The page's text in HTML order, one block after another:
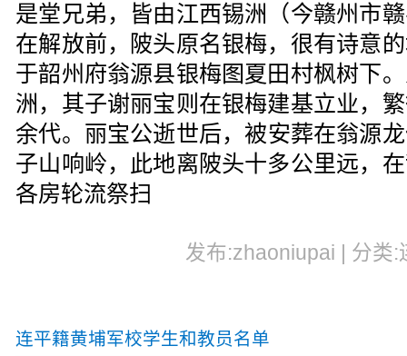
是堂兄弟，皆由江西锡洲（今赣州市
在解放前，陂头原名银梅，很有诗意
于韶州府翁源县银梅图夏田村枫树下
洲，其子谢丽宝则在银梅建基立业，
余代。丽宝公逝世后，被安葬在翁源
子山响岭，此地离陂头十多公里远，
各房轮流祭扫
发布:zhaoniupai | 分类
连平籍黄埔军校学生和教员名单